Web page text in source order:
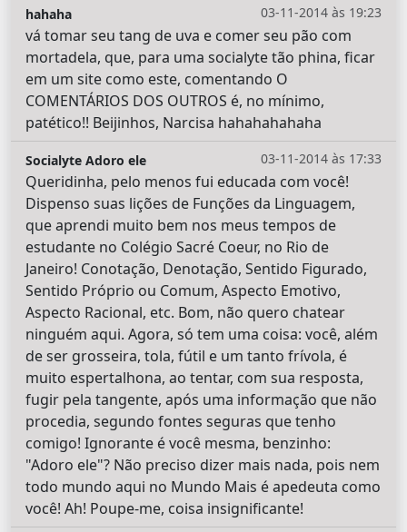
03-11-2014 às 19:23
hahaha
vá tomar seu tang de uva e comer seu pão com
mortadela, que, para uma socialyte tão phina, ficar
em um site como este, comentando O
COMENTÁRIOS DOS OUTROS é, no mínimo,
patético!! Beijinhos, Narcisa hahahahahaha
03-11-2014 às 17:33
Socialyte Adoro ele
Queridinha, pelo menos fui educada com você!
Dispenso suas lições de Funções da Linguagem,
que aprendi muito bem nos meus tempos de
estudante no Colégio Sacré Coeur, no Rio de
Janeiro! Conotação, Denotação, Sentido Figurado,
Sentido Próprio ou Comum, Aspecto Emotivo,
Aspecto Racional, etc. Bom, não quero chatear
ninguém aqui. Agora, só tem uma coisa: você, além
de ser grosseira, tola, fútil e um tanto frívola, é
muito espertalhona, ao tentar, com sua resposta,
fugir pela tangente, após uma informação que não
procedia, segundo fontes seguras que tenho
comigo! Ignorante é você mesma, benzinho:
"Adoro ele"? Não preciso dizer mais nada, pois nem
todo mundo aqui no Mundo Mais é apedeuta como
você! Ah! Poupe-me, coisa insignificante!